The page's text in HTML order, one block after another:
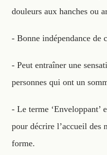
douleurs aux hanches ou
- Bonne indépendance de
- Peut entraîner une
personnes qui ont un
- Le terme ‘Enveloppant’
pour décrire l’accueil des
forme.